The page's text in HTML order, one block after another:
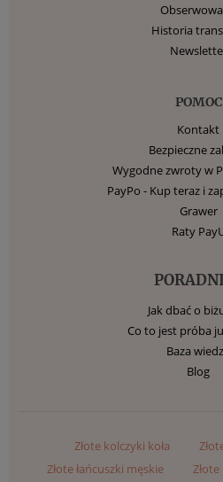
Historia
POMOC
Kontakt
Bezpieczne
Wygodne zwroty w
PayPo - Kup teraz i
Grawer
Raty
Jak dbać o
Co to jest próba
Baza
Blog
Złote kolczyki koła
Złote łańcuszki męskie